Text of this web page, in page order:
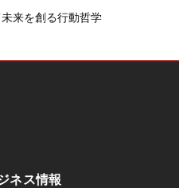
来を創る行動哲学
ネス情報